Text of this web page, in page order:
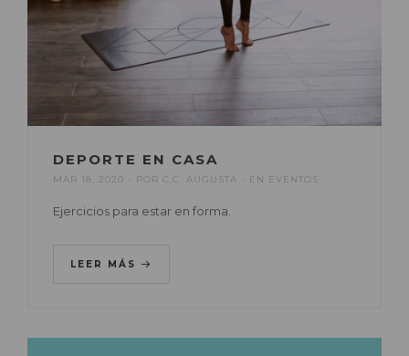
DEPORTE EN CASA
MAR 18, 2020 POR C.C. AUGUSTA EN EVENTOS
Ejercicios para estar en forma.
LEER MÁS